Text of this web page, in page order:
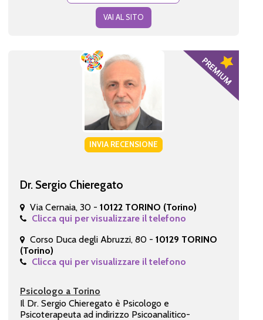
VAI AL SITO
INVIA RECENSIONE
Dr. Sergio Chieregato
Via Cernaia, 30 - 10122 TORINO (Torino)
Clicca qui per visualizzare il telefono
Corso Duca degli Abruzzi, 80 - 10129 TORINO
(Torino)
Clicca qui per visualizzare il telefono
Psicologo a Torino
Il Dr. Sergio Chieregato è Psicologo e
Psicoterapeuta ad indirizzo Psicoanalitico-